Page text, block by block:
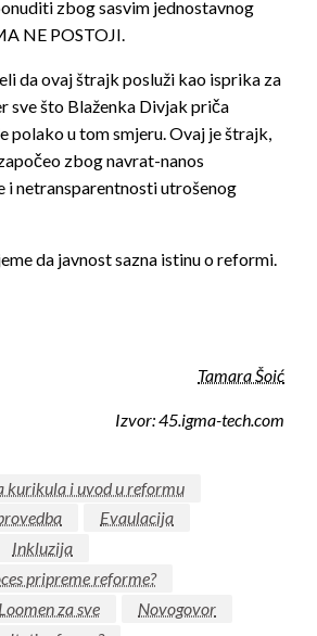
zbog sasvim jednostavnog
NE POSTOJI.
da ovaj štrajk posluži kao isprika za
sve što Blaženka Divjak priča
polako u tom smjeru. Ovaj je štrajk,
zbog navrat-nanos
i netransparentnosti utrošenog
da javnost sazna istinu o reformi.
Author
Tamara Šoić
Izvor: 45.igma-tech.com
kurikula i uvod u reformu
Evaulacija
Inkluzija
pripreme reforme?
Loomen za sve
Novogovor